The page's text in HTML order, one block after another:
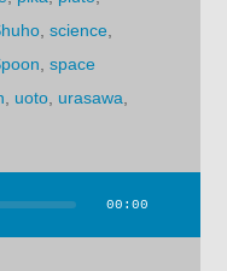
,science
,space
uoto urasawa
00:00